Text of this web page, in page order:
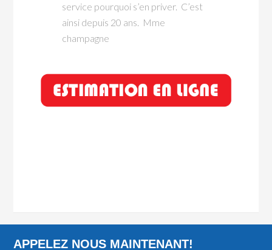
service pourquoi s’en priver. C’est
ainsi depuis 20 ans. Mme
champagne
APPELEZ NOUS MAINTENANT!